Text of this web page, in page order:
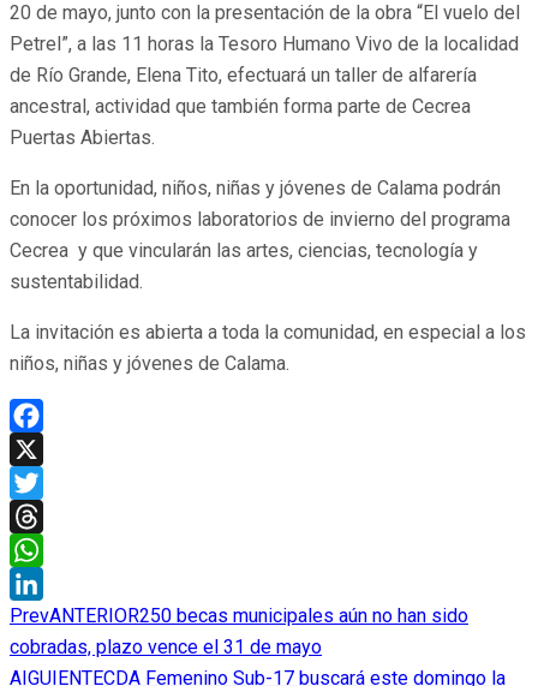
20 de mayo, junto con la presentación de la obra “El vuelo del
Petrel”, a las 11 horas la Tesoro Humano Vivo de la localidad
de Río Grande, Elena Tito, efectuará un taller de alfarería
ancestral, actividad que también forma parte de Cecrea
Puertas Abiertas.
En la oportunidad, niños, niñas y jóvenes de Calama podrán
conocer los próximos laboratorios de invierno del programa
Cecrea y que vincularán las artes, ciencias, tecnología y
sustentabilidad.
La invitación es abierta a toda la comunidad, en especial a los
niños, niñas y jóvenes de Calama.
Facebook
X
Twitter
Threads
WhatsApp
LinkedIn
PrevANTERIOR250 becas municipales aún no han sido
cobradas, plazo vence el 31 de mayo
AIGUIENTECDA Femenino Sub-17 buscará este domingo la